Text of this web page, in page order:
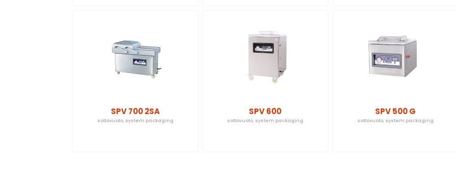
SPV 700 2SA
sottovuoto, system packaging
SPV 600
sottovuoto, system packaging
SPV 500 G
sottovuoto, system packaging